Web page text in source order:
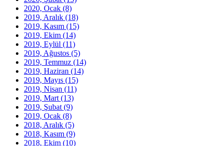
2020, Ocak (8)
2019, Aralık (18)
2019, Kasım (15)
2019, Ekim (14)
2019, Eylül (11)
2019, Ağustos (5)
2019, Temmuz (14)
2019, Haziran (14)
2019, Mayıs (15)
2019, Nisan (11)
2019, Mart (13)
2019, Şubat (9)
2019, Ocak (8)
2018, Aralık (5)
2018, Kasım (9)
2018, Ekim (10)